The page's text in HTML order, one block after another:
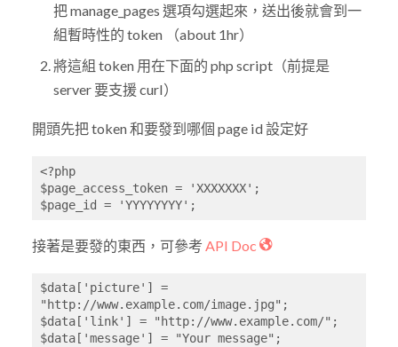
把 manage_pages 選項勾選起來，送出後就會到一
組暫時性的 token （about 1hr）
將這組 token 用在下面的 php script（前提是
server 要支援 curl）
開頭先把 token 和要發到哪個 page id 設定好
<?php
$page_access_token = 'XXXXXXX';
$page_id = 'YYYYYYYY';
接著是要發的東西，可參考 API Doc
$data['picture'] =
"http://www.example.com/image.jpg";
$data['link'] = "http://www.example.com/";
$data['message'] = "Your message";